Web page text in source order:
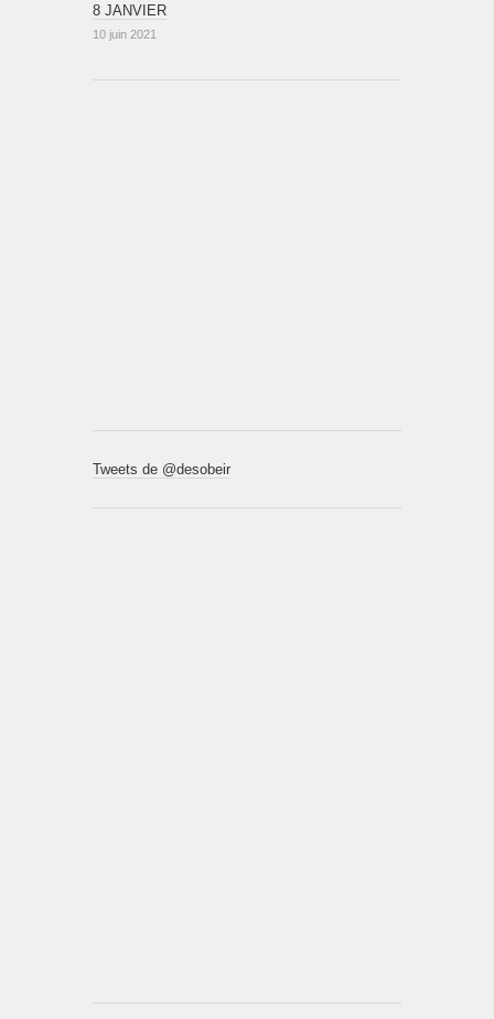
8 JANVIER
10 juin 2021
Tweets de @desobeir